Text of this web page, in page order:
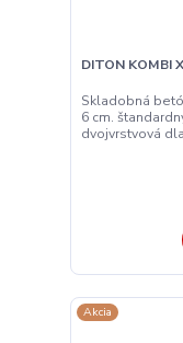
DITON KOMBI
Skladobná
6 cm.
dvojvrstvová
Akcia